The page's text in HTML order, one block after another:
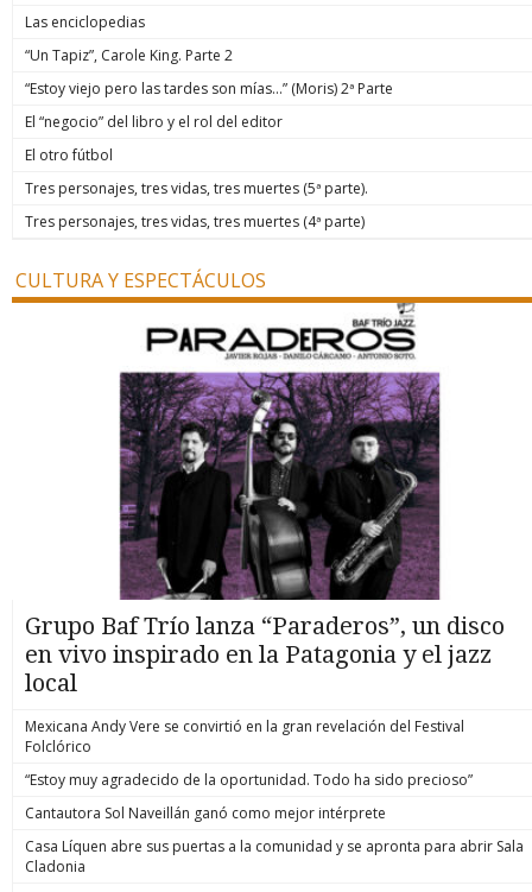
Las enciclopedias
“Un Tapiz”, Carole King. Parte 2
“Estoy viejo pero las tardes son mías…” (Moris) 2ª Parte
El “negocio” del libro y el rol del editor
El otro fútbol
Tres personajes, tres vidas, tres muertes (5ª parte).
Tres personajes, tres vidas, tres muertes (4ª parte)
CULTURA Y ESPECTÁCULOS
Grupo Baf Trío lanza “Paraderos”, un disco
en vivo inspirado en la Patagonia y el jazz
local
Mexicana Andy Vere se convirtió en la gran revelación del Festival
Folclórico
“Estoy muy agradecido de la oportunidad. Todo ha sido precioso”
Cantautora Sol Naveillán ganó como mejor intérprete
Casa Líquen abre sus puertas a la comunidad y se apronta para abrir Sala
Cladonia